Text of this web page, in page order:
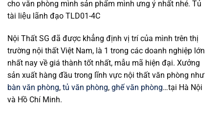
cho văn phòng mình sản phẩm mình ưng ý nhất nhé. Tủ
tài liệu lãnh đạo TLD01-4C
Nội Thất SG đã được khẳng định vị trí của mình trên thị
trường nội thất Việt Nam, là 1 trong các doanh nghiệp lớn
nhất nay về giá thành tốt nhất, mẫu mã hiện đại. Xưởng
sản xuất hàng đầu trong lĩnh vực nội thất văn phòng như
bàn văn phòng, tủ văn phòng, ghế văn phòng…tại Hà Nội
và Hồ Chí Minh.